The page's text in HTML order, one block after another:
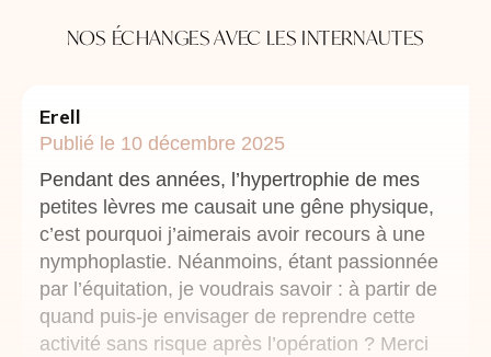
NOS ÉCHANGES AVEC LES INTERNAUTES
Erell
Publié le 10 décembre 2025
Pendant des années, l’hypertrophie de mes
petites lèvres me causait une gêne physique,
c’est pourquoi j’aimerais avoir recours à une
nymphoplastie. Néanmoins, étant passionnée
par l’équitation, je voudrais savoir : à partir de
quand puis-je envisager de reprendre cette
activité sans risque après l’opération ? Merci